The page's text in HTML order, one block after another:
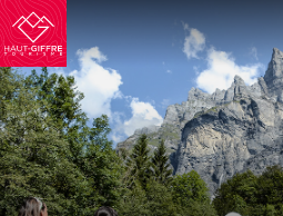
Haut-
Giffre
Tourisme